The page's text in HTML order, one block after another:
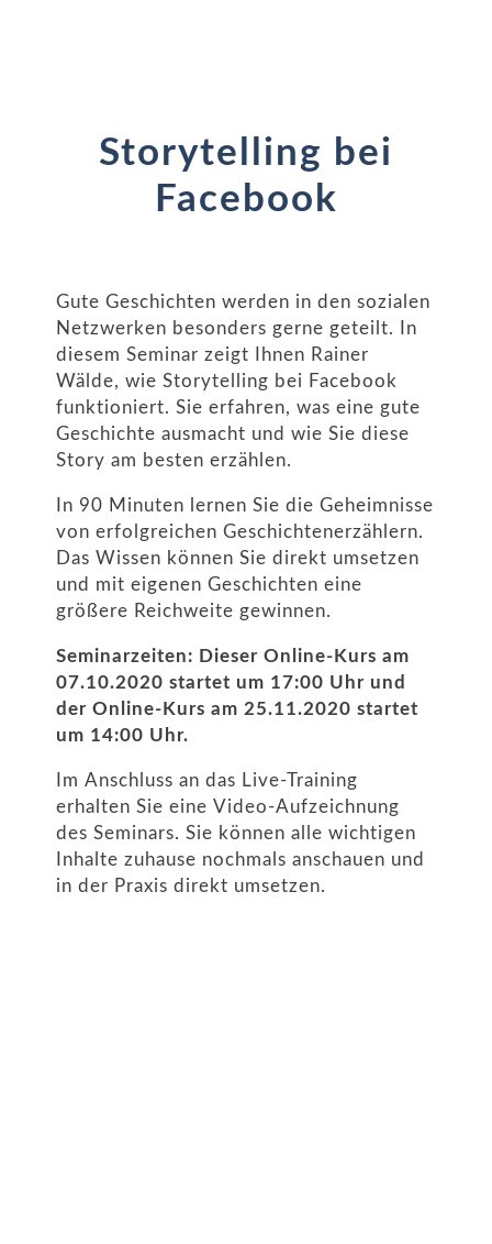
Storytelling bei
Facebook
Gute Geschichten werden in den sozialen
Netzwerken besonders gerne geteilt. In
diesem Seminar zeigt Ihnen Rainer
Wälde, wie Storytelling bei Facebook
funktioniert. Sie erfahren, was eine gute
Geschichte ausmacht und wie Sie diese
Story am besten erzählen.
In 90 Minuten lernen Sie die Geheimnisse
von erfolgreichen Geschichtenerzählern.
Das Wissen können Sie direkt umsetzen
und mit eigenen Geschichten eine
größere Reichweite gewinnen.
Seminarzeiten: Dieser Online-Kurs am
07.10.2020 startet um 17:00 Uhr und
der Online-Kurs am 25.11.2020 startet
um 14:00 Uhr.
Im Anschluss an das Live-Training
erhalten Sie eine Video-Aufzeichnung
des Seminars. Sie können alle wichtigen
Inhalte zuhause nochmals anschauen und
in der Praxis direkt umsetzen.